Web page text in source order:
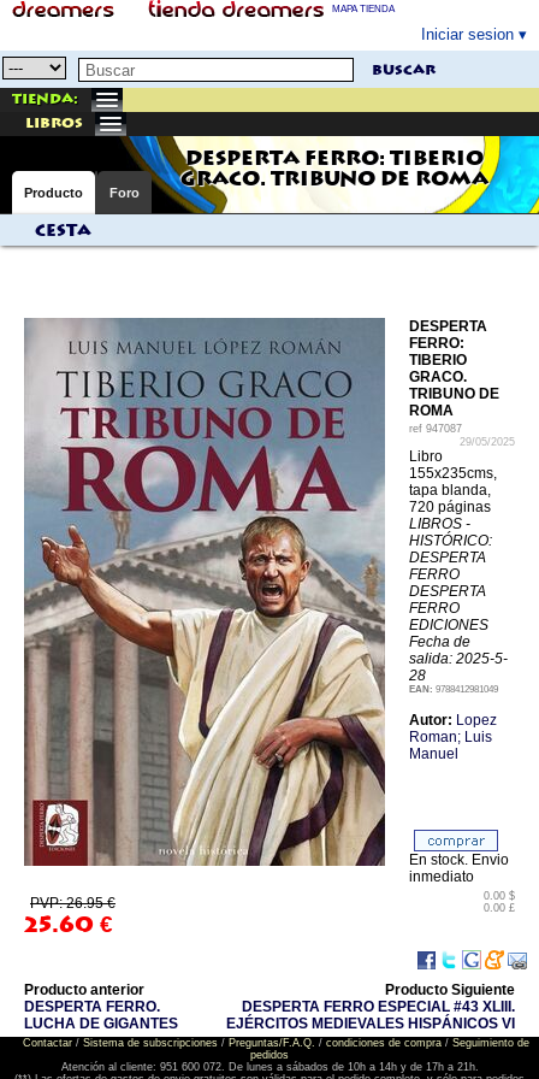
MAPA TIENDA
Iniciar sesion
buscar
Tienda:
libros
DESPERTA FERRO: TIBERIO
GRACO. TRIBUNO DE ROMA
Producto Foro
Cesta
DESPERTA
FERRO:
TIBERIO
GRACO.
TRIBUNO DE
ROMA
ref 947087
29/05/2025
Libro
155x235cms,
tapa blanda,
720 páginas
LIBROS -
HISTÓRICO:
DESPERTA
FERRO
DESPERTA
FERRO
EDICIONES
Fecha de
salida: 2025-5-
28
EAN: 9788412981049
Autor: Lopez
Roman; Luis
Manuel
PVP: 26.95 €
25.60 €
0.00 $
0.00 £
En stock. Envio
inmediato
Producto anterior
DESPERTA FERRO.
LUCHA DE GIGANTES
Producto Siguiente
DESPERTA FERRO ESPECIAL #43 XLIII.
EJÉRCITOS MEDIEVALES HISPÁNICOS VI
Contactar/ Sistema de subscripciones/ Preguntas/F.A.Q. / condiciones de compra/ Seguimiento de
pedidos
Atención al cliente: 951 600 072. De lunes a sábados de 10h a 14h y de 17h a 21h.